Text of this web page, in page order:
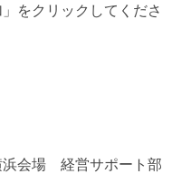
をクリックしてくださ
浜会場 経営サポート部